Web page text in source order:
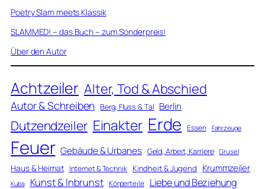
Poetry Slam meets Klassik
SLAMMED! – das Buch – zum Sonderpreis!
Über den Autor
Achtzeiler Alter, Tod & Abschied
Autor & Schreiben Berg, Fluss & Tal Berlin
Dutzendzeiler Einakter Erde Essen Fahrzeuge
Feuer Gebäude & Urbanes Geld, Arbeit, Karriere Grusel
Haus & Heimat Internet & Technik Kindheit & Jugend Krummzeiler
Kuba Kunst & Inbrunst Körperteile Liebe und Beziehung